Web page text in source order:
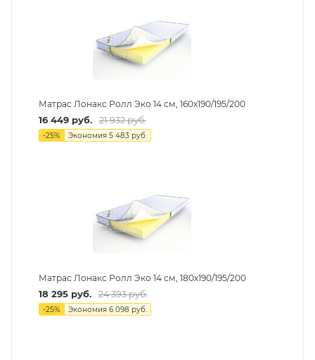
Матрас Лонакс Ролл Эко 14 см, 160х190/195/200
16 449руб. 21 932руб.
-25% Экономия 5 483руб.
Матрас Лонакс Ролл Эко 14 см, 180х190/195/200
18 295руб. 24 393руб.
-25% Экономия 6 098 руб.